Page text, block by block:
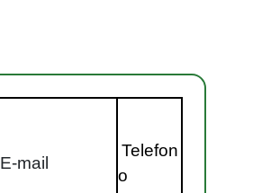
E-mail
Telefon
o